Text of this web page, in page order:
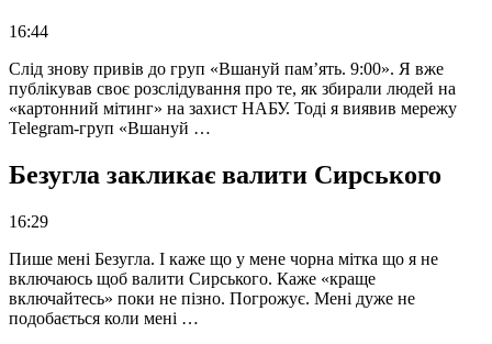
16:44
Слід знову привів до груп «Вшануй пам’ять. 9:00». Я вже
публікував своє розслідування про те, як збирали людей на
«картонний мітинг» на захист НАБУ. Тоді я виявив мережу
Telegram-груп «Вшануй …
Безугла закликає валити Сирського
16:29
Пише мені Безугла. І каже що у мене чорна мітка що я не
включаюсь щоб валити Сирського. Каже «краще
включайтесь» поки не пізно. Погрожує. Мені дуже не
подобається коли мені …